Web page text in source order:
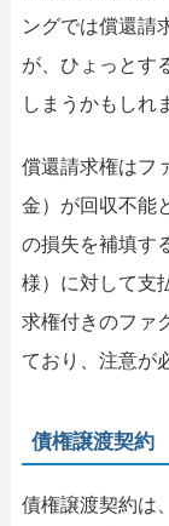
ングでは償還請
が、ひょっとす
しまうかもしれ
償還請求権はフ
金）が回収不能
の損失を補填す
様）に対して支
求権付きのファ
ており、注意が
債権譲渡契約
債権譲渡契約は